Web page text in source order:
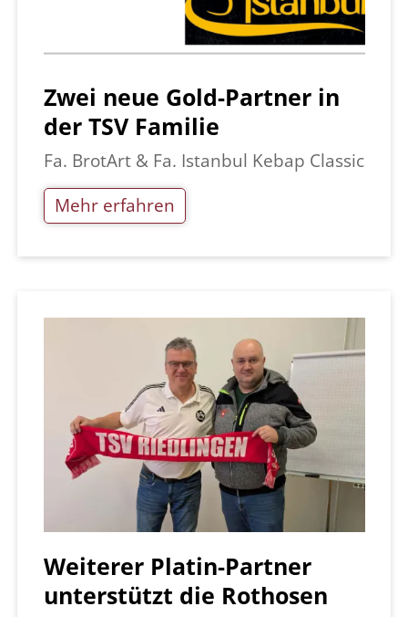
Zwei neue Gold-Partner in
der TSV Familie
Fa. BrotArt & Fa. Istanbul Kebap Classic
Mehr erfahren
Weiterer Platin-Partner
unterstützt die Rothosen